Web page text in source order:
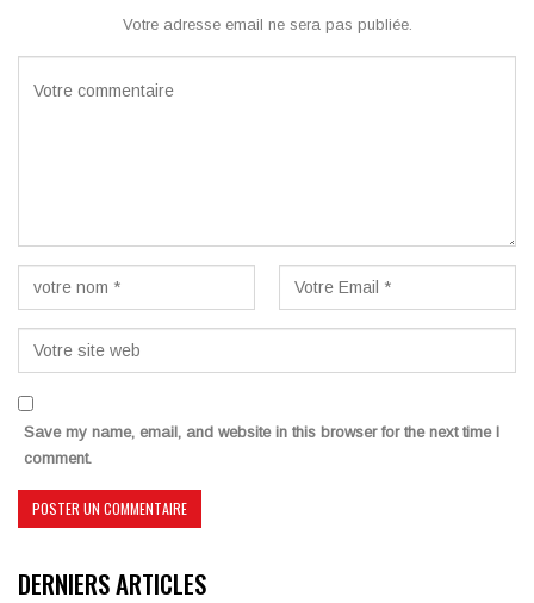
Votre adresse email ne sera pas publiée.
Save my name, email, and website in this browser for the next time I
comment.
DERNIERS ARTICLES